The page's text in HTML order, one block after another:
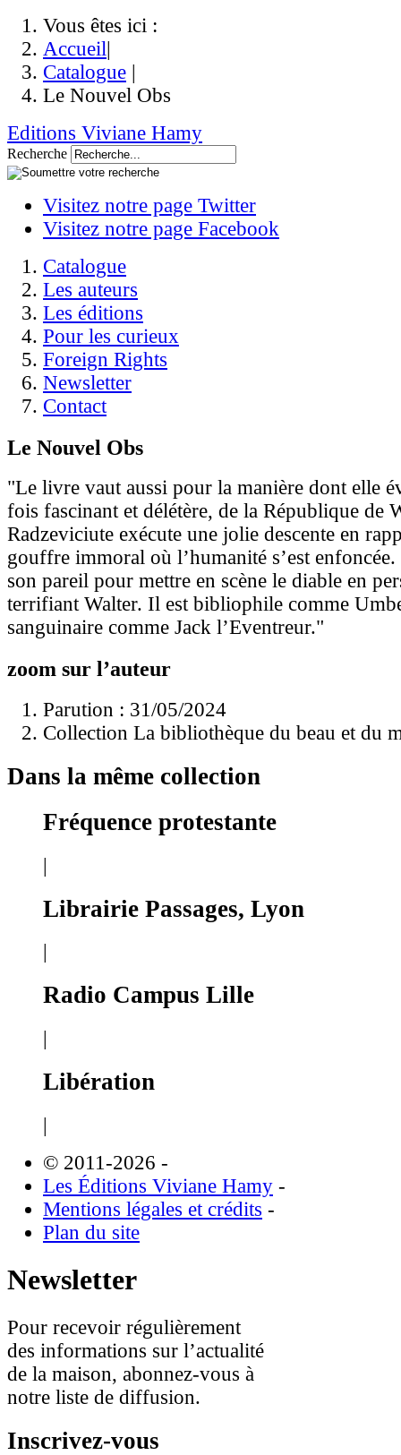
Vous êtes ici :
Accueil|
Catalogue |
Le Nouvel Obs
Editions Viviane Hamy
Recherche
Visitez notre page Twitter
Visitez notre page Facebook
Catalogue
Les auteurs
Les éditions
Pour les curieux
Foreign Rights
Newsletter
Contact
Le Nouvel Obs
"Le livre vaut aussi pour la manière dont elle
fois fascinant et délétère, de la République de
Radzeviciute exécute une jolie descente en
gouffre immoral où l’humanité s’est
son pareil pour mettre en scène le diable en
terrifiant Walter. Il est bibliophile comme
sanguinaire comme Jack l’Eventreur."
zoom sur l’auteur
Parution : 31/05/2024
Collection La bibliothèque du beau et du
Dans la même collection
Fréquence protestante
|
Librairie Passages, Lyon
Radio Campus Lille
|
Libération
|
© 2011-2026 -
Les Éditions Viviane Hamy -
Mentions légales et crédits -
Plan du site
Newsletter
Pour recevoir régulièrement
des informations sur l’actualité
de la maison, abonnez-vous à
notre liste de diffusion.
Inscrivez-vous